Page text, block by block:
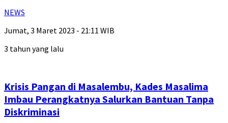
NEWS
Jumat, 3 Maret 2023 - 21:11 WIB
3 tahun yang lalu
Krisis Pangan di Masalembu, Kades Masalima
Imbau Perangkatnya Salurkan Bantuan Tanpa
Diskriminasi